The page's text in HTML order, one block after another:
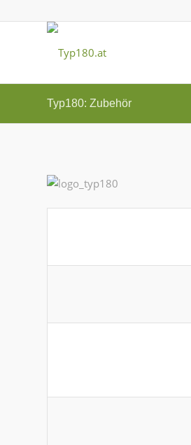
Typ180: Zubehör